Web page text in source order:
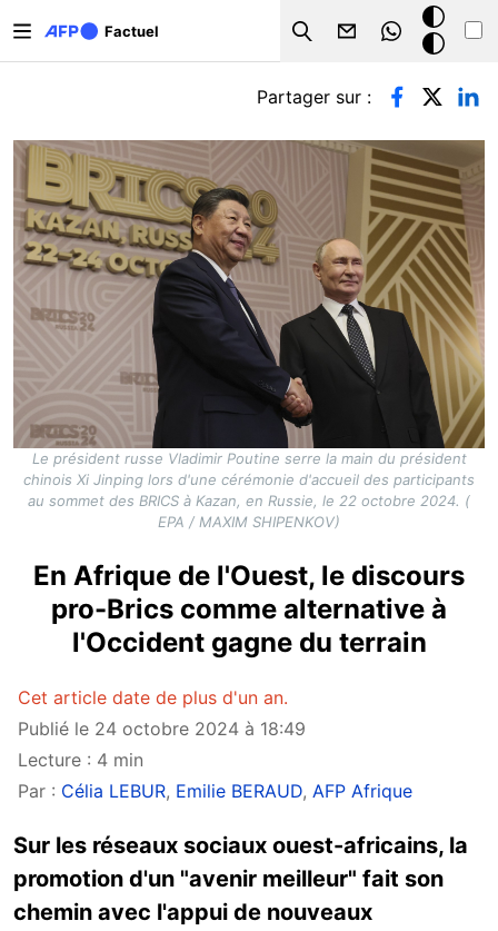
Factuel
Search
Mode
sombre
Onglets principaux
Partager sur :
Le président russe Vladimir Poutine serre la main du président
chinois Xi Jinping lors d'une cérémonie d'accueil des participants
au sommet des BRICS à Kazan, en Russie, le 22 octobre 2024. (
EPA / MAXIM SHIPENKOV)
En Afrique de l'Ouest, le discours
pro-Brics comme alternative à
l'Occident gagne du terrain
Cet article date de plus d'un an.
Publié le 24 octobre 2024 à 18:49
Lecture : 4 min
Par : Célia LEBUR, Emilie BERAUD, AFP Afrique
Sur les réseaux sociaux ouest-africains, la
promotion d'un "avenir meilleur" fait son
chemin avec l'appui de nouveaux